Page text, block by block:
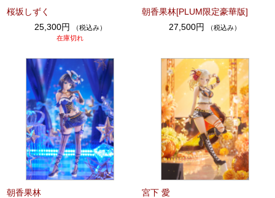
桜坂しずく
25,300円
（税込み）
在庫切れ
朝香果林[PLUM限定豪華版]
27,500円
（税込み）
朝香果林
宮下 愛